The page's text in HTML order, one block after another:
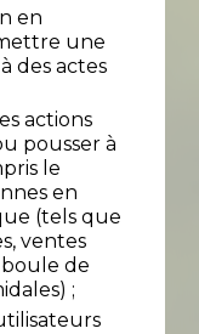
en
une
des actes
actions
pousser à
le
en
(tels que
ventes
de
;